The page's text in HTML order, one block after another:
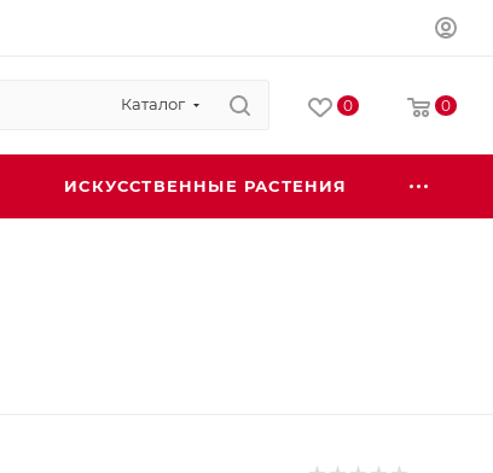
Каталог 0 0
ИСКУССТВЕННЫЕ РАСТЕНИЯ